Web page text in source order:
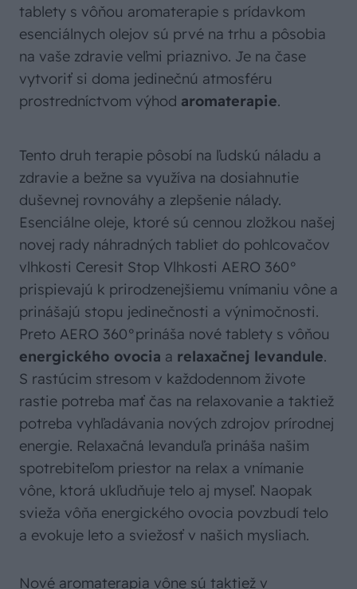
tablety s vôňou aromaterapie s prídavkom
esenciálnych olejov sú prvé na trhu a pôsobia
na vaše zdravie veľmi priaznivo. Je na čase
vytvoriť si doma jedinečnú atmosféru
prostredníctvom výhod aromaterapie.
Tento druh terapie pôsobí na ľudskú náladu a
zdravie a bežne sa využíva na dosiahnutie
duševnej rovnováhy a zlepšenie nálady.
Esenciálne oleje, ktoré sú cennou zložkou našej
novej rady náhradných tabliet do pohlcovačov
vlhkosti Ceresit Stop Vlhkosti AERO 360°
prispievajú k prirodzenejšiemu vnímaniu vône a
prinášajú stopu jedinečnosti a výnimočnosti.
Preto AERO 360°prináša nové tablety s vôňou
energického ovocia a relaxačnej levandule.
S rastúcim stresom v každodennom živote
rastie potreba mať čas na relaxovanie a taktiež
potreba vyhľadávania nových zdrojov prírodnej
energie. Relaxačná levanduľa prináša našim
spotrebiteľom priestor na relax a vnímanie
vône, ktorá ukľudňuje telo aj myseľ. Naopak
svieža vôňa energického ovocia povzbudí telo
a evokuje leto a sviežosť v našich mysliach.
Nové aromaterapia vône sú taktiež v